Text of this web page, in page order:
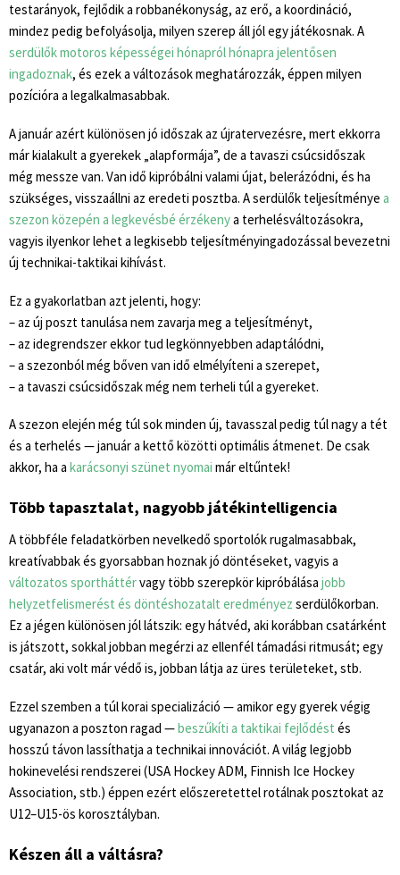
testarányok, fejlődik a robbanékonyság, az erő, a koordináció,
mindez pedig befolyásolja, milyen szerep áll jól egy játékosnak. A
serdülők motoros képességei hónapról hónapra jelentősen
ingadoznak, és ezek a változások meghatározzák, éppen milyen
pozícióra a legalkalmasabbak.
A január azért különösen jó időszak az újratervezésre, mert ekkorra
már kialakult a gyerekek „alapformája”, de a tavaszi csúcsidőszak
még messze van. Van idő kipróbálni valami újat, belerázódni, és ha
szükséges, visszaállni az eredeti posztba. A serdülők teljesítménye a
szezon közepén a legkevésbé érzékenya terhelésváltozásokra,
vagyis ilyenkor lehet a legkisebb teljesítményingadozással bevezetni
új technikai-taktikai kihívást.
Ez a gyakorlatban azt jelenti, hogy:
– az új poszt tanulása nem zavarja meg a teljesítményt,
– az idegrendszer ekkor tud legkönnyebben adaptálódni,
– a szezonból még bőven van idő elmélyíteni a szerepet,
– a tavaszi csúcsidőszak még nem terheli túl a gyereket.
A szezon elején még túl sok minden új, tavasszal pedig túl nagy a tét
és a terhelés — január a kettő közötti optimális átmenet. De csak
akkor, ha a karácsonyi szünet nyomai már eltűntek!
Több tapasztalat, nagyobb játékintelligencia
A többféle feladatkörben nevelkedő sportolók rugalmasabbak,
kreatívabbak és gyorsabban hoznak jó döntéseket, vagyis a
változatos sportháttérvagy több szerepkör kipróbálása jobb
helyzetfelismerést és döntéshozatalt eredményez serdülőkorban.
Ez a jégen különösen jól látszik: egy hátvéd, aki korábban csatárként
is játszott, sokkal jobban megérzi az ellenfél támadási ritmusát; egy
csatár, aki volt már védő is, jobban látja az üres területeket, stb.
Ezzel szemben a túl korai specializáció — amikor egy gyerek végig
ugyanazon a poszton ragad —beszűkíti a taktikai fejlődést és
hosszú távon lassíthatja a technikai innovációt. A világ legjobb
hokinevelési rendszerei (USA Hockey ADM, Finnish Ice Hockey
Association, stb.) éppen ezért előszeretettel rotálnak posztokat az
U12–U15-ös korosztályban.
Készen áll a váltásra?